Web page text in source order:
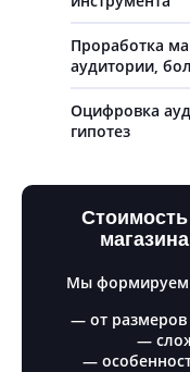
Проработка
аудитории,
Оцифровка
гипотез
Стоимость
Мы формируем
— от размеров
—
—